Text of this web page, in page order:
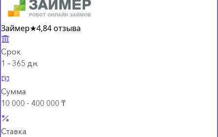
Займер★4,84 отзыва
Срок
1 – 365 дн.
Сумма
10 000 - 400 000 ₸
Ставка